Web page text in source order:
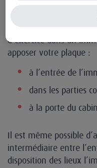
activité de soins en
Dans le respect du
d’exercice dans un
apposer votre plaque :
à l’entrée de
dans les parties
à la porte du
Il est même possible
intermédiaire entre
disposition des lieux